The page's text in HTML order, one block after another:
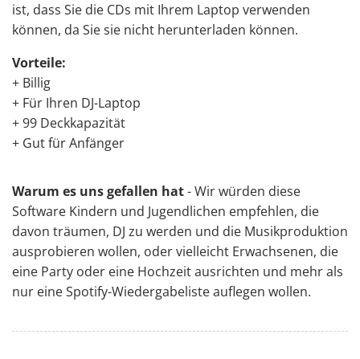
ist, dass Sie die CDs mit Ihrem Laptop verwenden
können, da Sie sie nicht herunterladen können.
Vorteile:
+ Billig
+ Für Ihren DJ-Laptop
+ 99 Deckkapazität
+ Gut für Anfänger
Warum es uns gefallen hat- Wir würden diese
Software Kindern und Jugendlichen empfehlen, die
davon träumen, DJ zu werden und die Musikproduktion
ausprobieren wollen, oder vielleicht Erwachsenen, die
eine Party oder eine Hochzeit ausrichten und mehr als
nur eine Spotify-Wiedergabeliste auflegen wollen.